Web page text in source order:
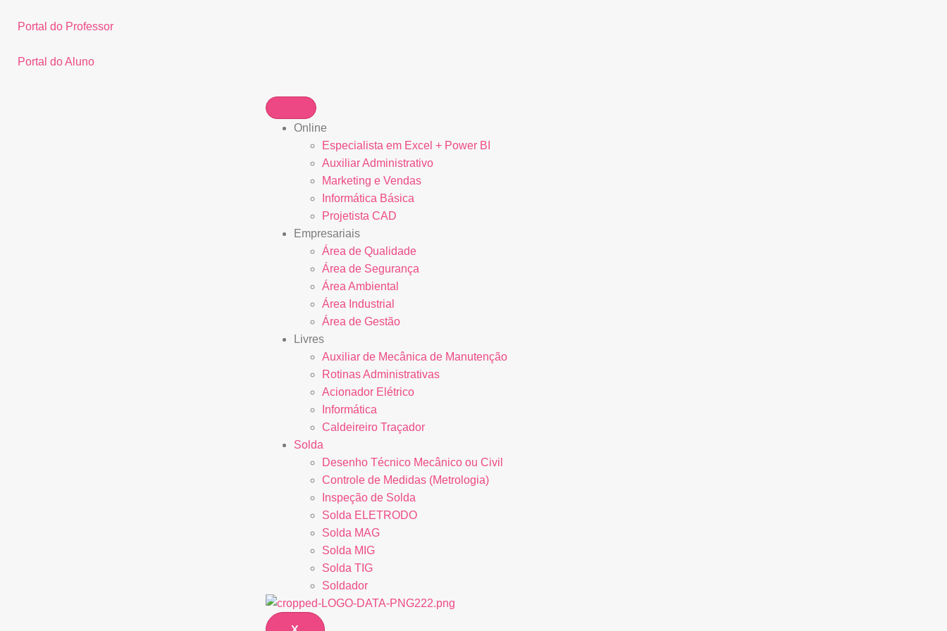
Portal do Professor
Portal do Aluno
Online
Especialista em Excel + Power BI
Auxiliar Administrativo
Marketing e Vendas
Informática Básica
Projetista CAD
Empresariais
Área de Qualidade
Área de Segurança
Área Ambiental
Área Industrial
Área de Gestão
Livres
Auxiliar de Mecânica de Manutenção
Rotinas Administrativas
Acionador Elétrico
Informática
Caldeireiro Traçador
Solda
Desenho Técnico Mecânico ou Civil
Controle de Medidas (Metrologia)
Inspeção de Solda
Solda ELETRODO
Solda MAG
Solda MIG
Solda TIG
Soldador